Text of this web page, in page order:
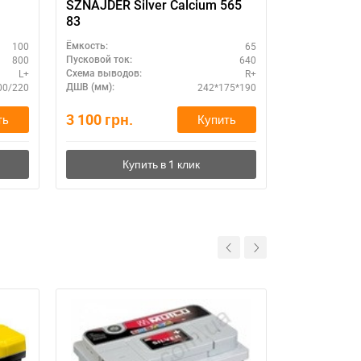
100
800
L+
220
SZNAJDER Silver Calcium 565
83
Ёмкость: 65
Пусковой ток: 640
Схема выводов: R+
ДШВ (мм): 242*175*190
3 100 грн. Купить